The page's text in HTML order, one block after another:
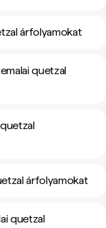
árfolyamokat
quetzal
árfolyamokat
quetzal